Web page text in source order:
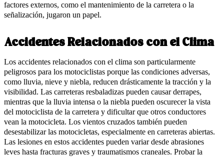
factores externos, como el mantenimiento de la carretera o la
señalización, jugaron un papel.
Accidentes Relacionados con el Clima
Los accidentes relacionados con el clima son particularmente
peligrosos para los motociclistas porque las condiciones adversas,
como lluvia, nieve y niebla, reducen drásticamente la tracción y la
visibilidad. Las carreteras resbaladizas pueden causar derrapes,
mientras que la lluvia intensa o la niebla pueden oscurecer la vista
del motociclista de la carretera y dificultar que otros conductores
vean la motocicleta. Los vientos cruzados también pueden
desestabilizar las motocicletas, especialmente en carreteras abiertas.
Las lesiones en estos accidentes pueden variar desde abrasiones
leves hasta fracturas graves y traumatismos craneales. Probar la